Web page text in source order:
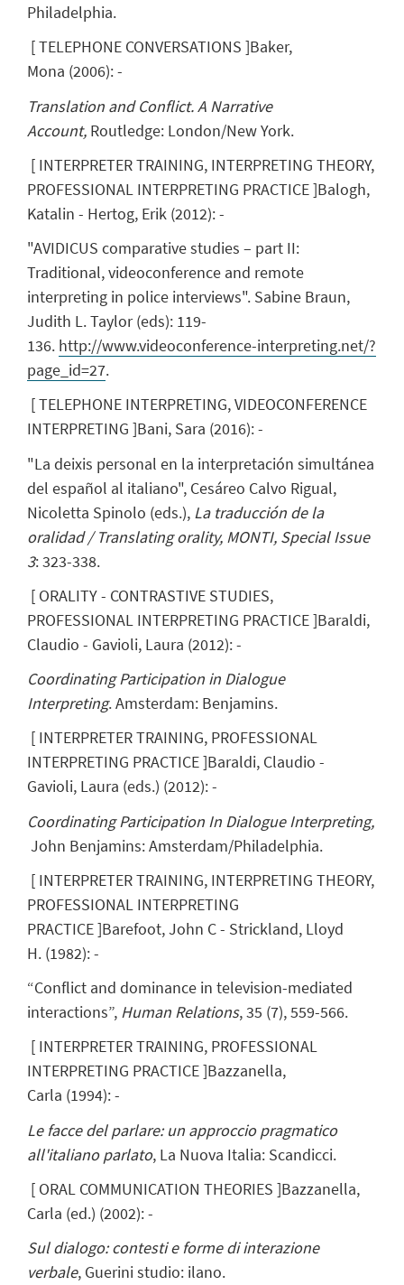
Philadelphia.
[TELEPHONE CONVERSATIONS ]Baker,
Mona (2006):-
Translation and Conflict. A Narrative
Account, Routledge: London/New York.
[ INTERPRETER TRAINING, INTERPRETING THEORY,
PROFESSIONAL INTERPRETING PRACTICE]Balogh,
Katalin - Hertog, Erik (2012):-
"AVIDICUS comparative studies – part II:
Traditional, videoconference and remote
interpreting in police interviews". Sabine Braun,
Judith L. Taylor (eds): 119-
136. http://www.videoconference-interpreting.net/?
page_id=27.
[TELEPHONE INTERPRETING, VIDEOCONFERENCE
INTERPRETING ]Bani, Sara (2016):-
"La deixis personal en la interpretación simultánea
del español al italiano", Cesáreo Calvo Rigual,
Nicoletta Spinolo (eds.), La traducción de la
oralidad / Translating orality, MONTI, Special Issue
3: 323-338.
[ ORALITY - CONTRASTIVE STUDIES,
PROFESSIONAL INTERPRETING PRACTICE]Baraldi,
Claudio - Gavioli, Laura (2012):-
Coordinating Participation in Dialogue
Interpreting. Amsterdam: Benjamins.
[ INTERPRETER TRAINING, PROFESSIONAL
INTERPRETING PRACTICE]Baraldi, Claudio -
Gavioli, Laura (eds.) (2012):-
Coordinating Participation In Dialogue Interpreting,
John Benjamins: Amsterdam/Philadelphia.
[ INTERPRETER TRAINING, INTERPRETING THEORY,
PROFESSIONAL INTERPRETING
PRACTICE]Barefoot, John C- Strickland, Lloyd
H. (1982):-
“Conflict and dominance in television-mediated
interactions”, Human Relations, 35 (7), 559-566.
[ INTERPRETER TRAINING, PROFESSIONAL
INTERPRETING PRACTICE]Bazzanella,
Carla (1994):-
Le facce del parlare: un approccio pragmatico
all'italiano parlato, La Nuova Italia: Scandicci.
[ ORAL COMMUNICATION THEORIES ]Bazzanella,
Carla (ed.) (2002):-
Sul dialogo: contesti e forme di interazione
verbale, Guerini studio: ilano.